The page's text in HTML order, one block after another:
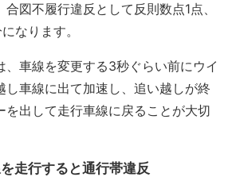
図不履行違反として反則数点1点、
なります。
、車線を変更する3秒ぐらい前にウイ
し車線に出て加速し、追い越しが終
を出して走行車線に戻ることが大切
走行すると通行帯違反